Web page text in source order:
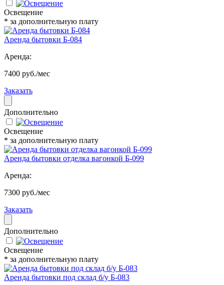
Освещение
* за дополнительную плату
Аренда бытовки Б-084
Аренда:
7400 руб./мес
Заказать
Дополнительно
Освещение
* за дополнительную плату
Аренда бытовки отделка вагонкой Б-099
Аренда:
7300 руб./мес
Заказать
Дополнительно
Освещение
* за дополнительную плату
Аренда бытовки под склад б/у Б-083